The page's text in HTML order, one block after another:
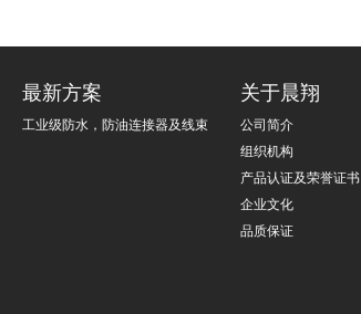
最新方案
工业级防水，防油连接器及线束
关于晨翔
公司简介
组织机构
产品认证及荣誉证书
企业文化
品质保证